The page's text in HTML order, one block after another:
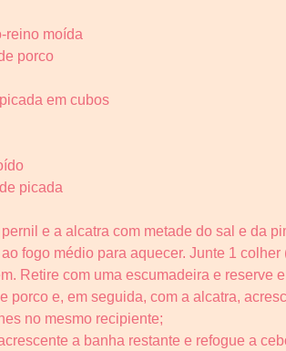
reino moída
porco
em cubos
picada
e a alcatra com metade do sal e da
fogo médio para aquecer. Junte 1
Retire com uma escumadeira e reserve
porco e, em seguida, com a alcatra,
no mesmo recipiente;
a banha restante e refogue a